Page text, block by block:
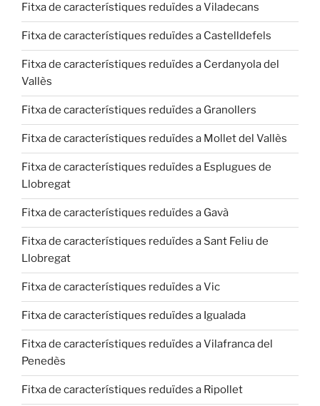
Fitxa de característiques reduïdes a Viladecans
Fitxa de característiques reduïdes a Castelldefels
Fitxa de característiques reduïdes a Cerdanyola del
Vallès
Fitxa de característiques reduïdes a Granollers
Fitxa de característiques reduïdes a Mollet del Vallès
Fitxa de característiques reduïdes a Esplugues de
Llobregat
Fitxa de característiques reduïdes a Gavà
Fitxa de característiques reduïdes a Sant Feliu de
Llobregat
Fitxa de característiques reduïdes a Vic
Fitxa de característiques reduïdes a Igualada
Fitxa de característiques reduïdes a Vilafranca del
Penedès
Fitxa de característiques reduïdes a Ripollet